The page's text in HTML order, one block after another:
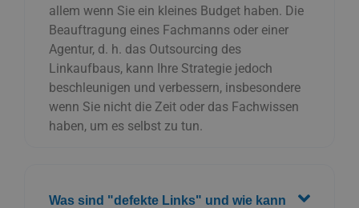
allem wenn Sie ein kleines Budget haben. Die
Beauftragung eines Fachmanns oder einer
Agentur, d. h. das Outsourcing des
Linkaufbaus, kann Ihre Strategie jedoch
beschleunigen und verbessern, insbesondere
wenn Sie nicht die Zeit oder das Fachwissen
haben, um es selbst zu tun.
Was sind "defekte Links" und wie kann